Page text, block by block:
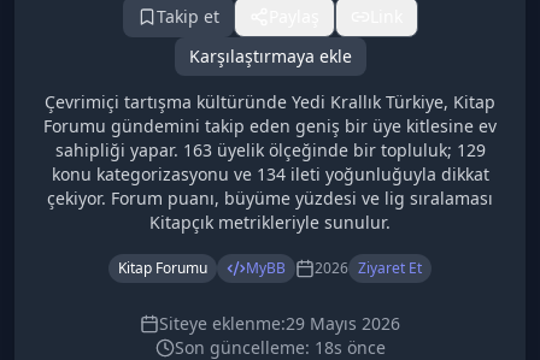
Takip et
Karşılaştırmaya ekle
Çevrimiçi tartışma kültüründe Yedi Krallık Türkiye, Kitap
Forumu gündemini takip eden geniş bir üye kitlesine ev
sahipliği yapar. 163 üyelik ölçeğinde bir topluluk; 129
konu kategorizasyonu ve 134 ileti yoğunluğuyla dikkat
çekiyor. Forum puanı, büyüme yüzdesi ve lig sıralaması
Kitapçık metrikleriyle sunulur.
Kitap Forumu MyBB 2026 Ziyaret Et
Siteye eklenme:29 Mayıs 2026
Son güncelleme: 18s önce